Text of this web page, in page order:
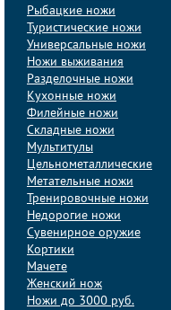
Рыбацкие ножи
Туристические ножи
Универсальные ножи
Ножи выживания
Разделочные ножи
Кухонные ножи
Филейные ножи
Складные ножи
Мультитулы
Цельнометаллические
Метательные ножи
Тренировочные ножи
Недорогие ножи
Сувенирное оружие
Кортики
Мачете
Женский нож
Ножи до 3000 руб.